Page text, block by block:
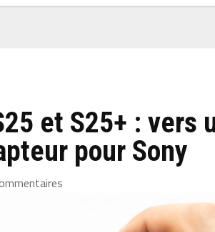
et S25+ : vers
pour Sony